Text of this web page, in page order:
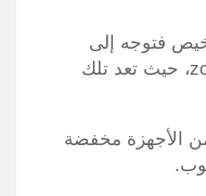
فتوجه إلى
موديلات لينوفو – أسوس – zcer، حيث تعد تلك
الأجهزة مخفضة